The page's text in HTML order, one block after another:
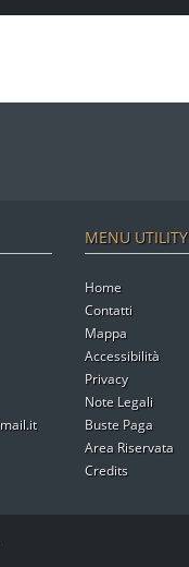
MENU UTILITY
Home
Contatti
Mappa
Accessibilità
Privacy
Note Legali
Buste Paga
Area Riservata
Credits